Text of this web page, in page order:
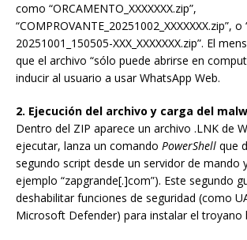
como “ORCAMENTO_XXXXXXX.zip”,
“COMPROVANTE_20251002_XXXXXXX.zip”, o
20251001_150505-XXX_XXXXXXX.zip”. El
que el archivo “sólo puede abrirse en
inducir al usuario a usar WhatsApp Web.
2. Ejecución del archivo y carga del
Dentro del ZIP aparece un archivo .LNK de
ejecutar, lanza un comando PowerShell que
segundo script desde un servidor de mando
ejemplo “zapgrande[.]com”). Este segundo
deshabilitar funciones de seguridad (como
Microsoft Defender) para instalar el troyano